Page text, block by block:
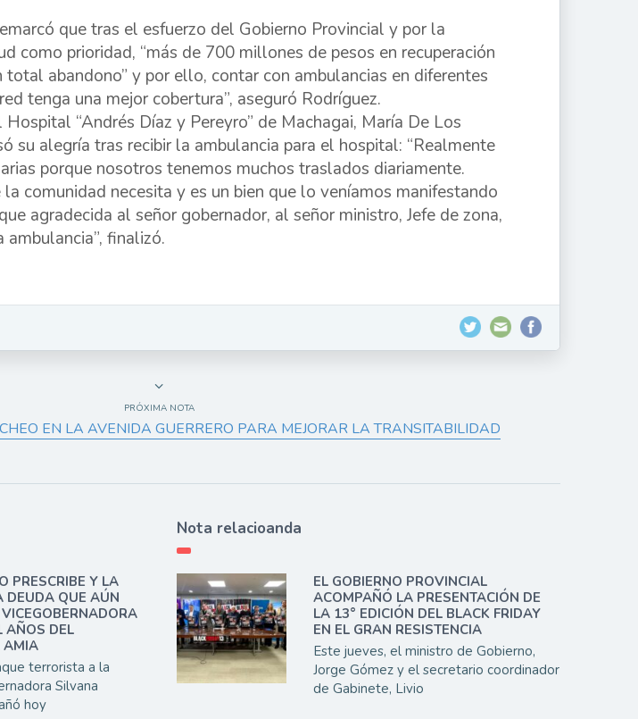
que tras el esfuerzo del Gobierno Provincial y por la
como prioridad, “más de 700 millones de pesos en recuperación
abandono” y por ello, contar con ambulancias en diferentes
tenga una mejor cobertura”, aseguró Rodríguez.
“Andrés Díaz y Pereyro” de Machagai, María De Los
su alegría tras recibir la ambulancia para el hospital: “Realmente
porque nosotros tenemos muchos traslados diariamente.
comunidad necesita y es un bien que lo veníamos manifestando
agradecida al señor gobernador, al señor ministro, Jefe de zona,
finalizó.
PRÓXIMA NOTA
EN LA AVENIDA GUERRERO PARA MEJORAR LA TRANSITABILIDAD
PRESCRIBE Y LA
DEUDA QUE AÚN
AÑOS DEL
AMIA
terrorista a la
Silvana
hoy
Nota relacioanda
EL GOBIERNO PROVINCIAL
ACOMPAÑÓ LA PRESENTACIÓN DE
LA 13° EDICIÓN DEL BLACK FRIDAY
EN EL GRAN RESISTENCIA
Este jueves, el ministro de Gobierno,
Jorge Gómez y el secretario coordinador
de Gabinete, Livio